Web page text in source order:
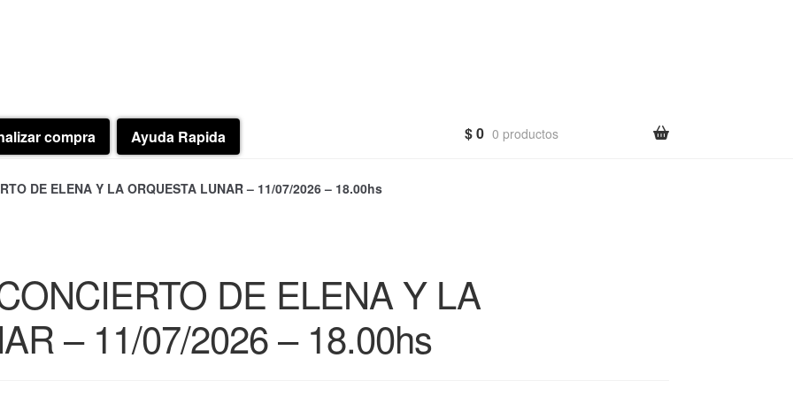
compra Ayuda Rapida $0 0 productos
DE ELENA Y LA ORQUESTA LUNAR – 11/07/2026 – 18.00hs
DE ELENA Y LA
– 11/07/2026 – 18.00hs